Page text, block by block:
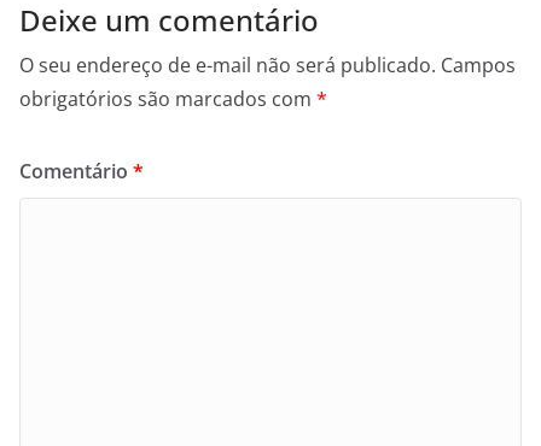
Deixe um comentário
O seu endereço de e-mail não será publicado. Campos
obrigatórios são marcados com *
Comentário *